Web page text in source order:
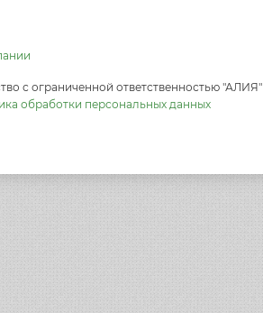
с ограниченной ответственностью "АЛИЯ"
обработки персональных данных